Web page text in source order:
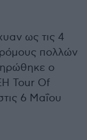
ως τις 4
πολλών
ο
Tour Of
6 Μαΐου